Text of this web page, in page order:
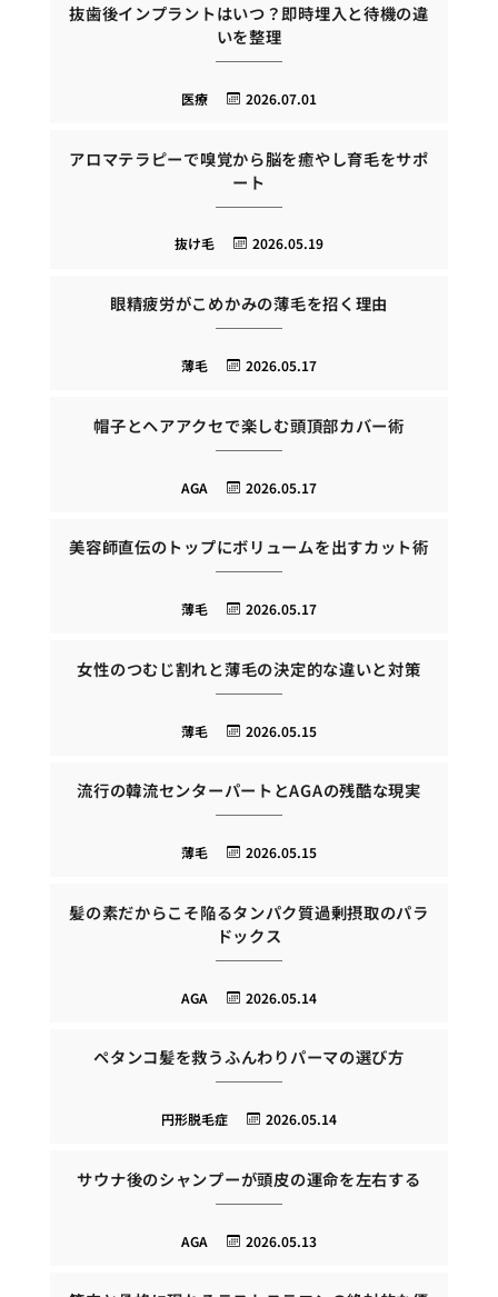
抜歯後インプラントはいつ？即時埋入と待機の違
いを整理
2026.07.01
医療
アロマテラピーで嗅覚から脳を癒やし育毛をサポ
ート
2026.05.19
抜け毛
眼精疲労がこめかみの薄毛を招く理由
2026.05.17
薄毛
帽子とヘアアクセで楽しむ頭頂部カバー術
2026.05.17
AGA
美容師直伝のトップにボリュームを出すカット術
2026.05.17
薄毛
女性のつむじ割れと薄毛の決定的な違いと対策
2026.05.15
薄毛
流行の韓流センターパートとAGAの残酷な現実
2026.05.15
薄毛
髪の素だからこそ陥るタンパク質過剰摂取のパラ
ドックス
2026.05.14
AGA
ペタンコ髪を救うふんわりパーマの選び方
2026.05.14
円形脱毛症
サウナ後のシャンプーが頭皮の運命を左右する
2026.05.13
AGA